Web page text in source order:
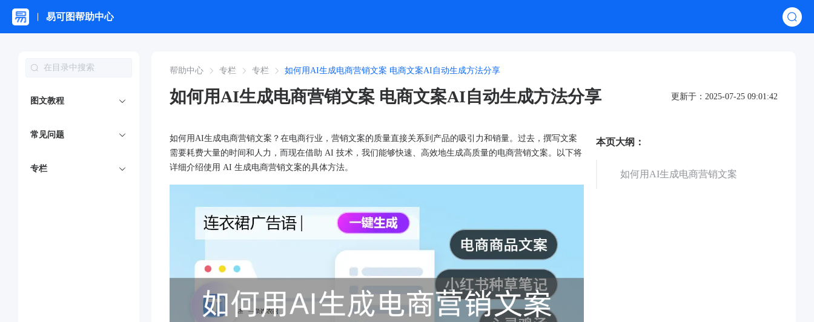
易可图帮助中心
图文教程
常见问题
专栏
帮助中心 专栏 专栏 如何用AI生成电商营销文案 电商文案AI自动生成方法分享
如何用AI生成电商营销文案 电商文案AI自动生成方法分享 更新于：2025-07-25 09:01:42
如何用AI生成电商营销文案？在电商行业，营销文案的质量直接关系到产品的吸引力和销量。过去，撰写文案
需要耗费大量的时间和人力，而现在借助 AI 技术，我们能够快速、高效地生成高质量的电商营销文案。以下将
详细介绍使用 AI 生成电商营销文案的具体方法。
本页大纲：
如何用AI生成电商营销文案